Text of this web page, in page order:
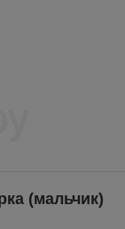
(мальчик)